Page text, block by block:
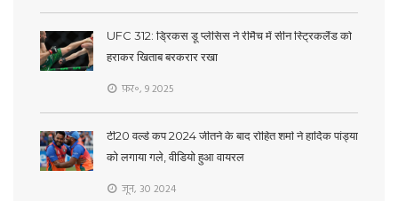
UFC 312: ड्रिकस डू प्लेसिस ने रीमैच में सीन स्ट्रिकलैंड को
हराकर खिताब बरकरार रखा
फ़र॰, 9 2025
टी20 वर्ल्ड कप 2024 जीतने के बाद रोहित शर्मा ने हार्दिक पांड्या
को लगाया गले, वीडियो हुआ वायरल
जून, 30 2024